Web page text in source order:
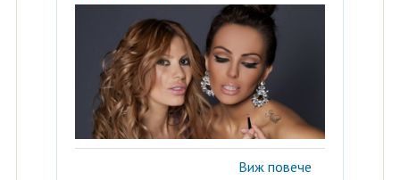
Виж повече